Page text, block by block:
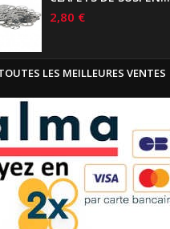
2,80 €
LES MEILLEURES VENTES